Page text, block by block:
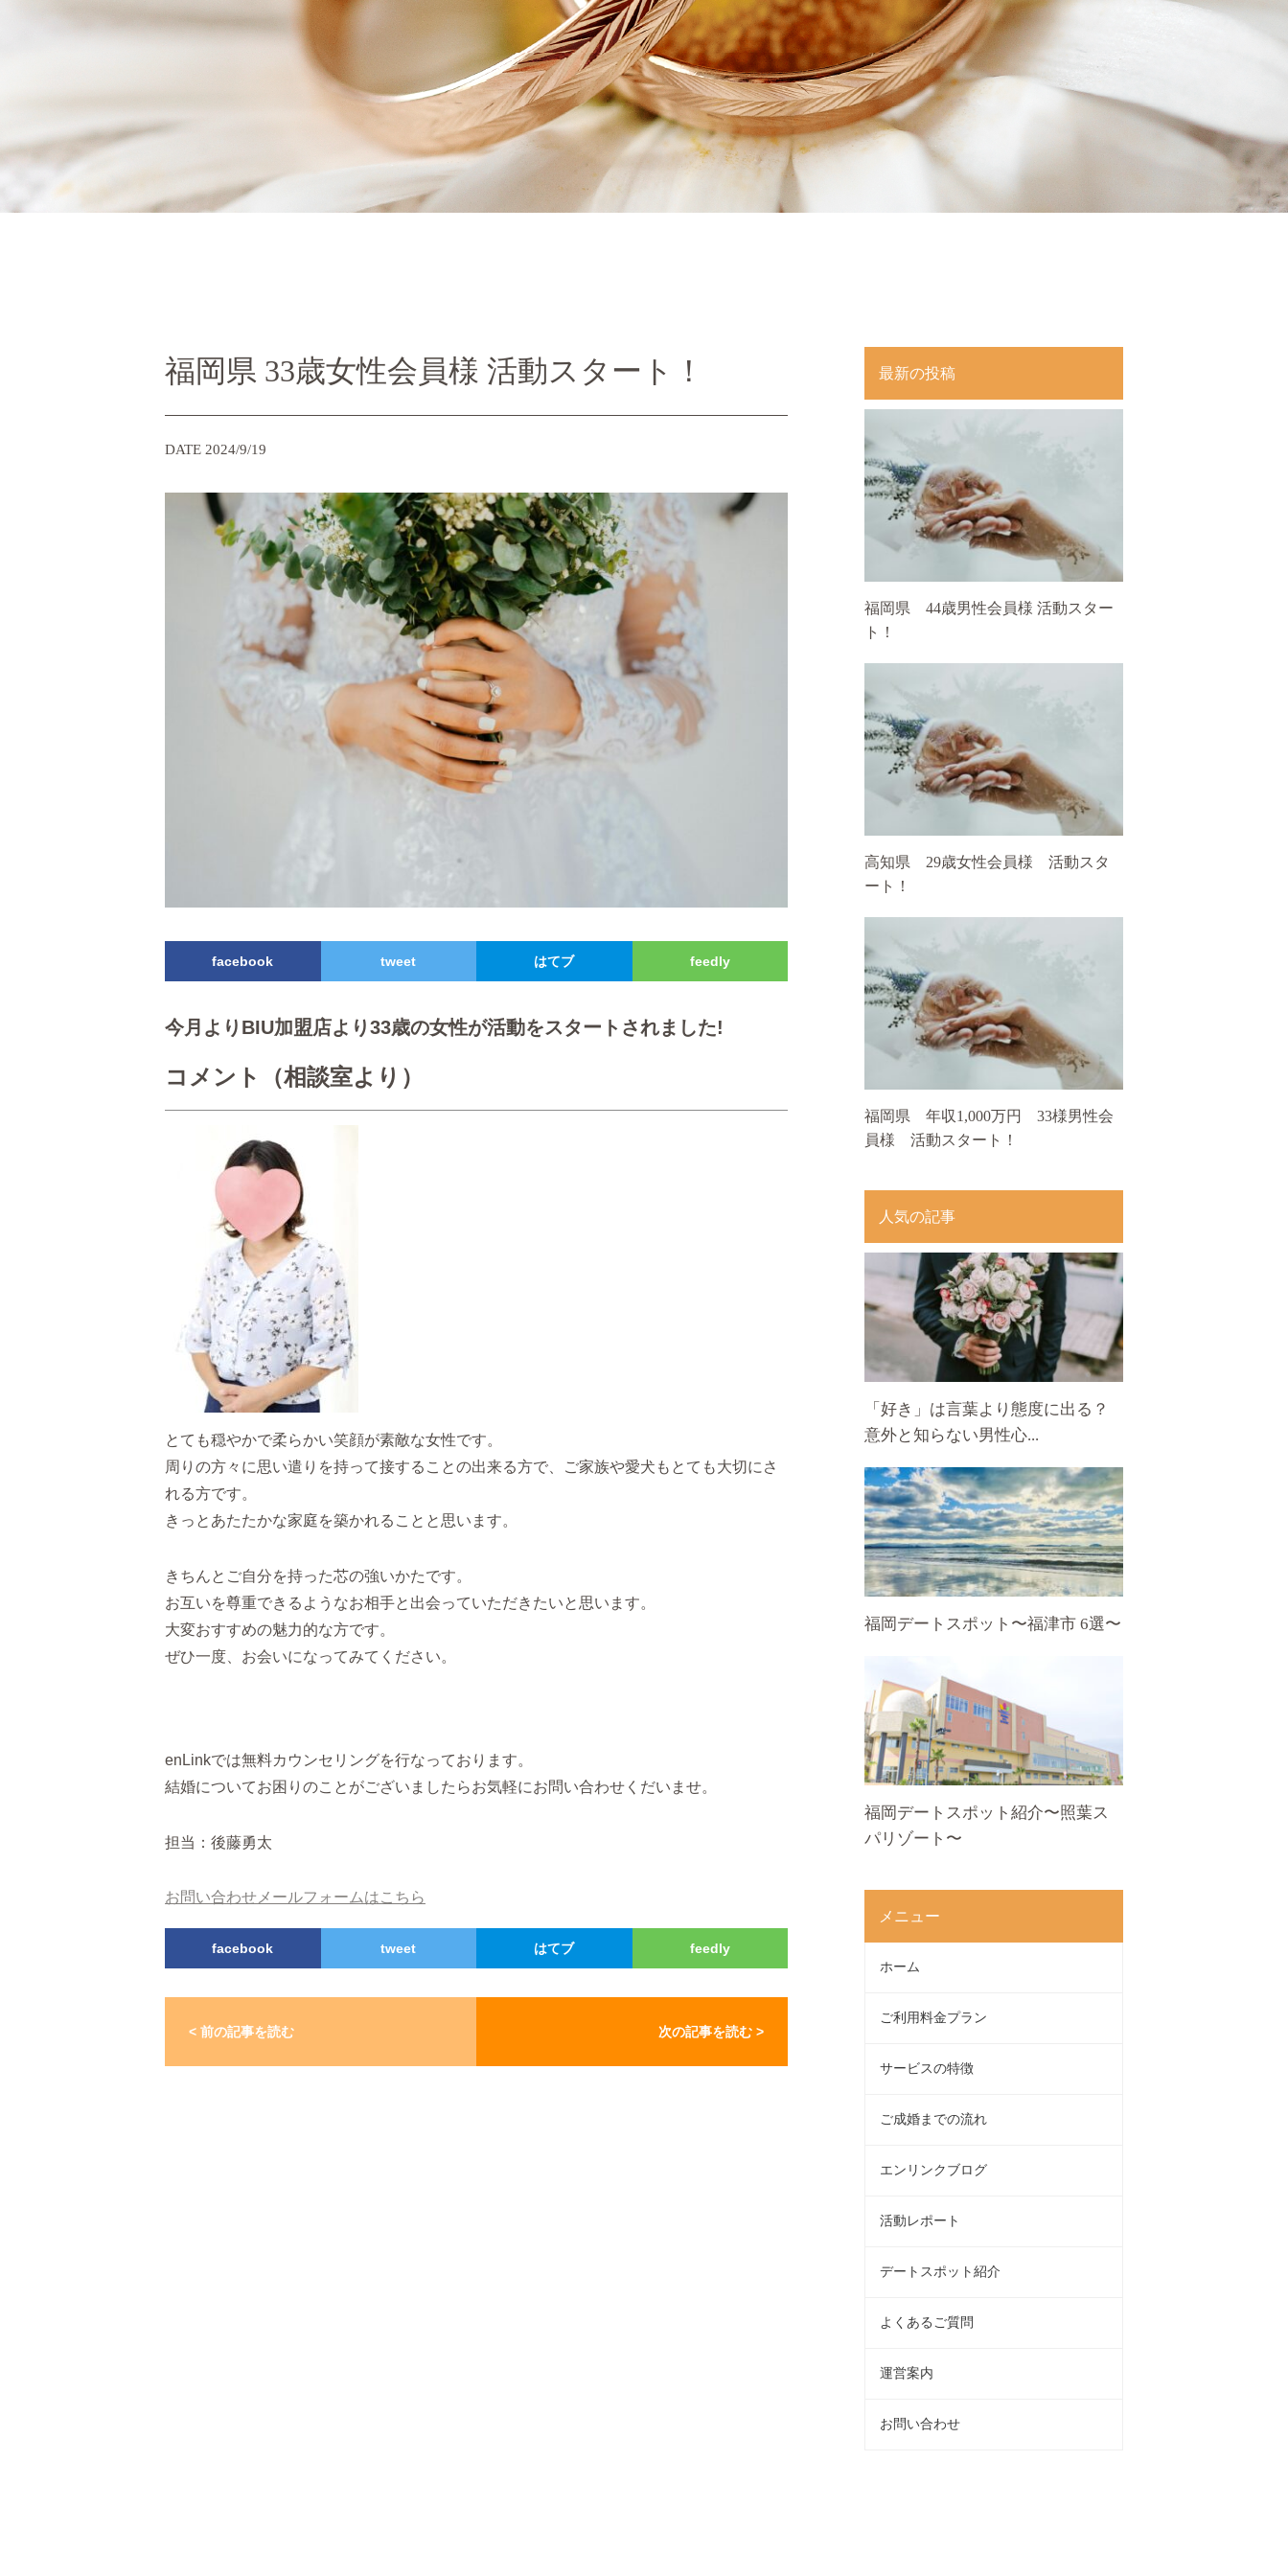
福岡県 33歳女性会員様 活動スタート！
DATE 2024/9/19
facebook tweet はてブ feedly
今月よりBIU加盟店より33歳の女性が活動をスタートされました!
コメント（相談室より）
とても穏やかで柔らかい笑顔が素敵な女性です。
周りの方々に思い遣りを持って接することの出来る方で、ご家族や愛犬もとても大切にさ
れる方です。
きっとあたたかな家庭を築かれることと思います。
きちんとご自分を持った芯の強いかたです。
お互いを尊重できるようなお相手と出会っていただきたいと思います。
大変おすすめの魅力的な方です。
ぜひ一度、お会いになってみてください。
enLinkでは無料カウンセリングを行なっております。
結婚についてお困りのことがございましたらお気軽にお問い合わせくだいませ。
担当：後藤勇太
お問い合わせメールフォームはこちら
facebook tweet はてブ feedly
< 前の記事を読む 次の記事を読む >
最新の投稿
福岡県 44歳男性会員様 活動スター
ト！
高知県 29歳女性会員様 活動スタ
ート！
福岡県 年収1,000万円 33様男性会
員様 活動スタート！
人気の記事
「好き」は言葉より態度に出る？
意外と知らない男性心...
福岡デートスポット〜福津市 6選〜
福岡デートスポット紹介〜照葉ス
パリゾート〜
メニュー
ホーム
ご利用料金プラン
サービスの特徴
ご成婚までの流れ
エンリンクブログ
活動レポート
デートスポット紹介
よくあるご質問
運営案内
お問い合わせ